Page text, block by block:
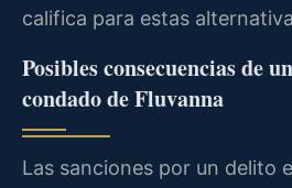
califica para estas
Posibles consecuencias de
condado de Fluvanna
Las sanciones por un delito